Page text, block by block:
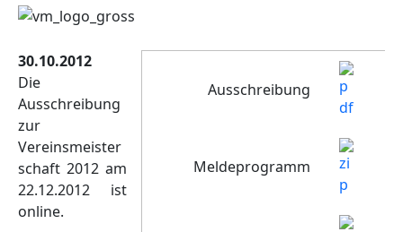
Ausschreibung
Meldeprogramm
30.10.2012
Die
Ausschreibung
zur
Vereinsmeister
schaft 2012 am
22.12.2012 ist
online.